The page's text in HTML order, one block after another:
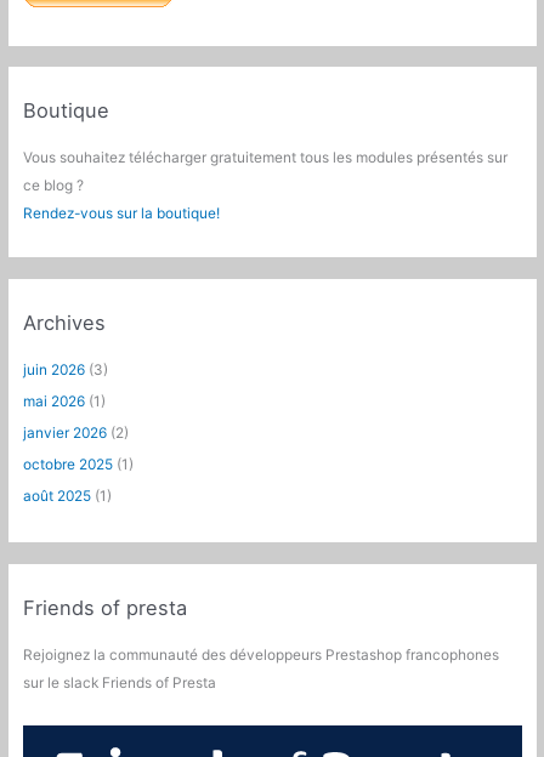
Boutique
Vous souhaitez télécharger gratuitement tous les modules présentés sur
ce blog ?
Rendez-vous sur la boutique!
Archives
juin 2026 (3)
mai 2026 (1)
janvier 2026 (2)
octobre 2025 (1)
août 2025 (1)
Friends of presta
Rejoignez la communauté des développeurs Prestashop francophones
sur le slack Friends of Presta